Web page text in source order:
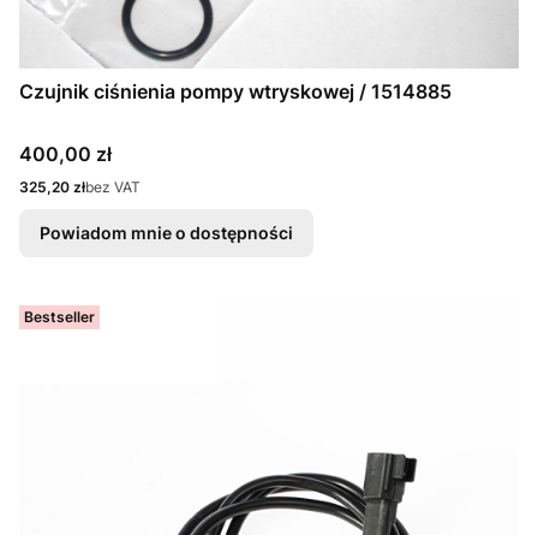
Czujnik ciśnienia pompy wtryskowej / 1514885
Cena
400,00 zł
Cena
325,20 złbez VAT
Powiadom mnie o dostępności
Bestseller